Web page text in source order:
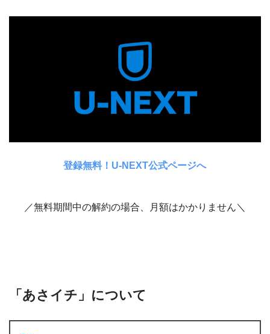
登録無料！U-NEXT公式ページへ
／無料期間中の解約の場合、月額はかかりません＼
「あさイチ」について